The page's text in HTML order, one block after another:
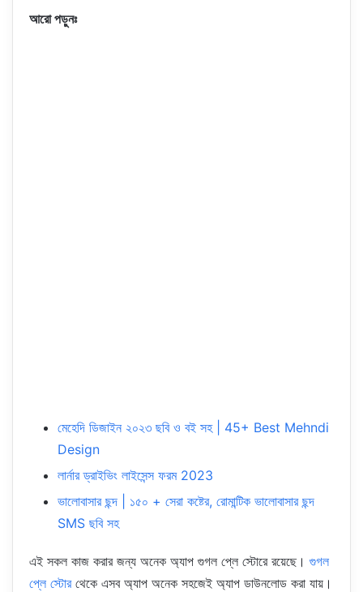
আরো পড়ুনঃ
মেহেদি ডিজাইন ২০২৩ ছবি ও বই সহ | 45+ Best Mehndi
Design
লার্নার ড্রাইভিং লাইসেন্স ফরম 2023
ভালোবাসার ছন্দ | ১৫০ + সেরা কষ্টের, রোমান্টিক ভালোবাসার ছন্দ
SMS ছবি সহ
এই সকল কাজ করার জন্য অনেক অ্যাপ গুগল প্লে স্টোরে রয়েছে। গুগল
প্লে স্টোরথেকে এসব অ্যাপ অনেক সহজেই অ্যাপ ডাউনলোড করা যায়।